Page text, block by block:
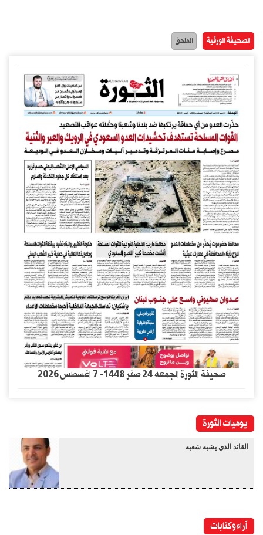
الصحيفة الورقية الملحق
صحيفة الثورة الجمعه 24 صفر 1448- 7 اغسطس 2026
يوميات الثورة
القائد الذي يشبه شعبه
آراء وكتابات